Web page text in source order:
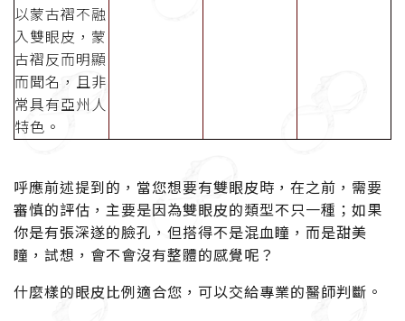
以蒙古褶不融
入雙眼皮，蒙
古褶反而明顯
而聞名，且非
常具有亞州人
特色。
呼應前述提到的，當您想要有雙眼皮時，在之前，需要
審慎的評估，主要是因為雙眼皮的類型不只一種；如果
你是有張深遂的臉孔，但搭得不是混血瞳，而是甜美
瞳，試想，會不會沒有整體的感覺呢？
什麼樣的眼皮比例適合您，可以交給專業的醫師判斷。